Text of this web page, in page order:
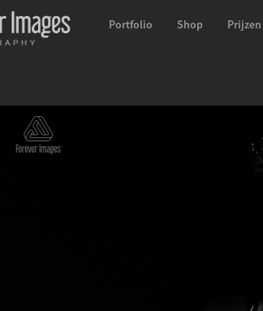
Portfolio Shop Prijzen